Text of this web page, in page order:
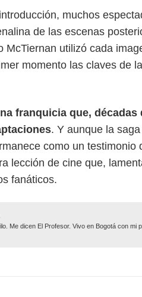
muchos
de las escenas
McTiernan utilizó cada
momento las claves de
franquicia que, décadas
. Y aunque la
como un testimonio
lección de cine que,
fanáticos.
Me dicen El Profesor. Vivo en Bogotá con mi